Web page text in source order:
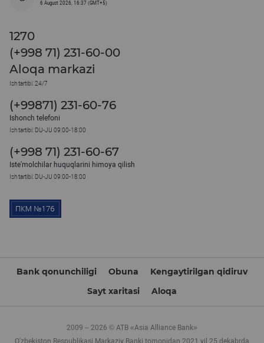
6 August 2026, 16:37 (GMT+5)
1270
(+998 71) 231-60-00
Aloqa markazi
Ish tartibi: 24/7
(+99871) 231-60-76
Ishonch telefoni
Ish tartibi: DU-JU 09:00-18:00
(+998 71) 231-60-67
Iste'molchilar huquqlarini himoya qilish
Ish tartibi: DU-JU 09:00-18:00
Bank qonunchiligi Obuna
Kengaytirilgan qidiruv
Sayt xaritasi
Aloqa
2009 – 2026 © ATB «Asia Alliance Bank»
O'zbekiston Respublikasi Markaziy Banki tomonidan 2021 yil 25 dekabrda